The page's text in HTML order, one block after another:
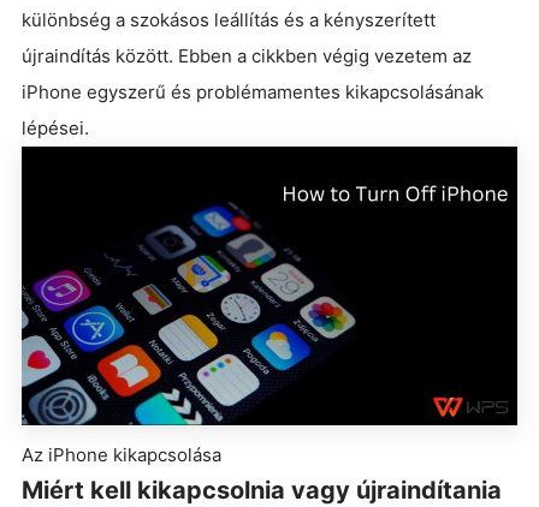
különbség a szokásos leállítás és a kényszerített
újraindítás között. Ebben a cikkben végig vezetem az
iPhone egyszerű és problémamentes kikapcsolásának
lépései.
Az iPhone kikapcsolása
Miért kell kikapcsolnia vagy újraindítania